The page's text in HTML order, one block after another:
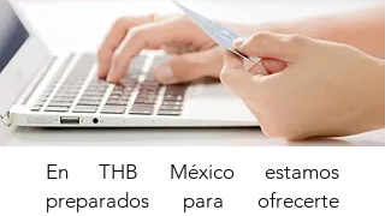
En THB México estamos
preparados para ofrecerte